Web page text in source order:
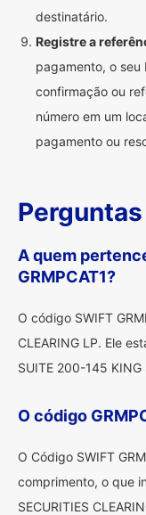
destinatário.
Registre a
pagamento, o
confirmação ou
número em um
pagamento ou
A quem
GRMPCAT1?
O código SWIFT
CLEARING LP. Ele
SUITE 200-145 KING
O código
O Código SWIFT
comprimento, o que
SECURITIES